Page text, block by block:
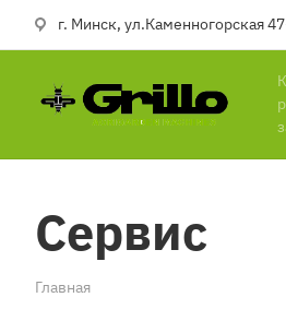
г. Минск, ул.Каменногорская
Сервис
Главная